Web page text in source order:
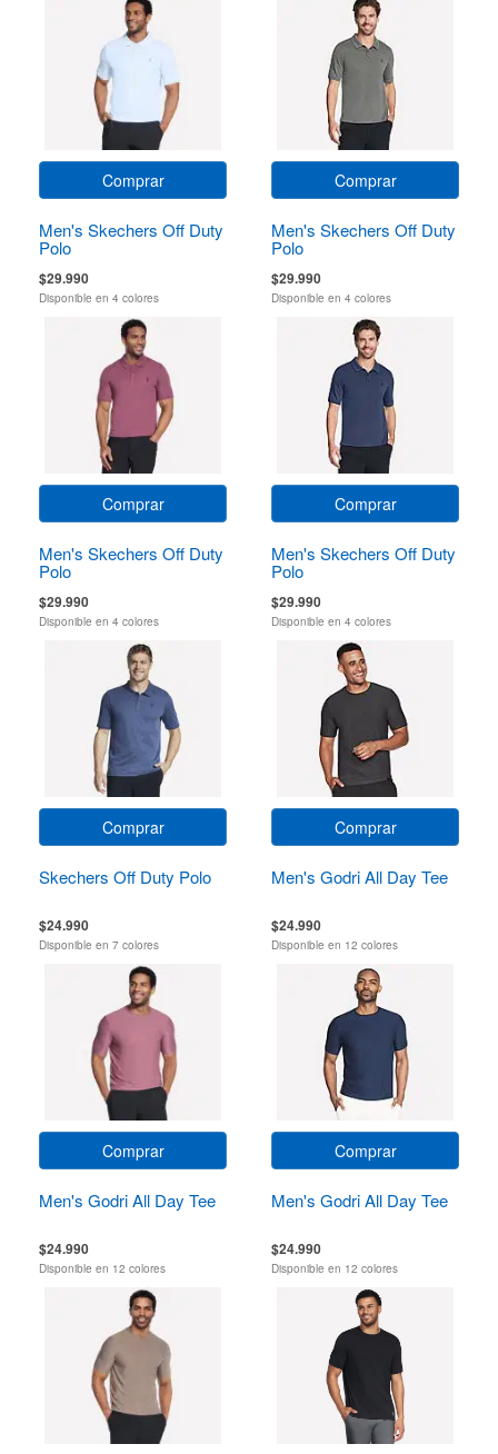
Comprar
Men's Skechers Off Duty
Polo
$29.990
Disponible en 4 colores
Comprar
Men's Skechers Off Duty
Polo
$29.990
Disponible en 4 colores
Comprar
Men's Skechers Off Duty
Polo
$29.990
Disponible en 4 colores
Comprar
Men's Skechers Off Duty
Polo
$29.990
Disponible en 4 colores
Comprar
Skechers Off Duty Polo
$24.990
Disponible en 7 colores
Comprar
Men's Godri All Day Tee
$24.990
Disponible en 12 colores
Comprar
Men's Godri All Day Tee
$24.990
Disponible en 12 colores
Comprar
Men's Godri All Day Tee
$24.990
Disponible en 12 colores